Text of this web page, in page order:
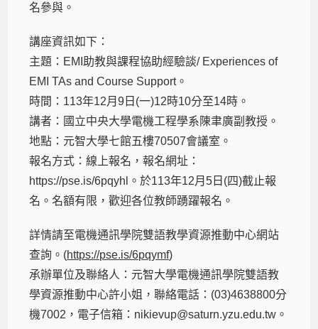
名參與。
講座資訊如下：
主題：EMI助教與課程協助經驗談/ Experiences of
EMI TAs and Course Support。
時間：113年12月9日(一)12時10分至14時。
講者：國立中央大學電機工程學系陳聿廣副教授。
地點：元智大學七館五樓70507會議室。
報名方式：線上報名，報名網址：
https://pse.is/6pqyhl。於113年12月5日(四)截止報
名。名額有限，歡迎各位教師踴躍報名。
詳情請至電機通訊學院雙語教學資源推動中心網站
查詢。(https://pse.is/6pqymf)
承辦單位及聯絡人：元智大學電機通訊學院雙語教
學資源推動中心許小姐，聯絡電話：(03)4638800分
機7002，電子信箱：nikievup@saturn.yzu.edu.tw。